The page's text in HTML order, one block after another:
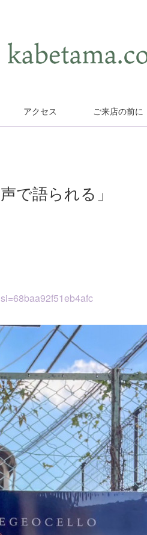
アクセス ご来店の前に
で語られる」